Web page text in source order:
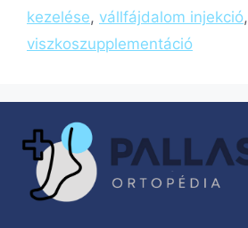
kezelése, vállfájdalom injekció,
viszkoszupplementáció